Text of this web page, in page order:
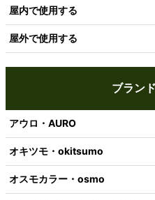
屋内で使用する
屋外で使用する
ブラン
アウロ・AURO
オキツモ・okitsumo
オスモカラー・osmo